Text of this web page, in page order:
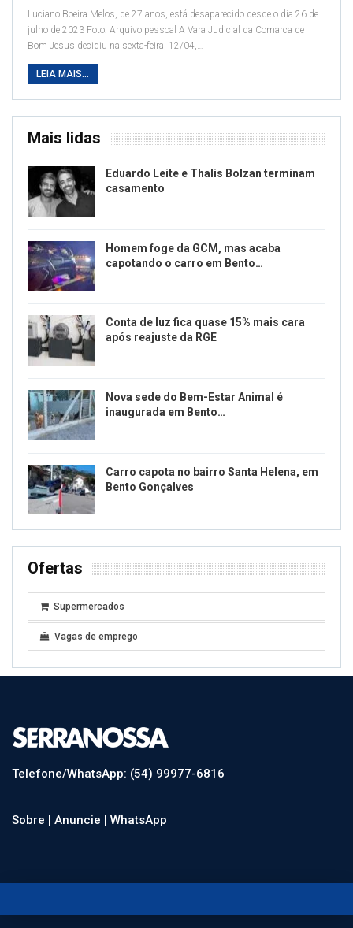
Luciano Boeira Melos, de 27 anos, está desaparecido desde o dia 26 de
julho de 2023 Foto: Arquivo pessoal A Vara Judicial da Comarca de
Bom Jesus decidiu na sexta-feira, 12/04,…
LEIA MAIS...
Mais lidas
Eduardo Leite e Thalis Bolzan terminam
casamento
Homem foge da GCM, mas acaba
capotando o carro em Bento…
Conta de luz fica quase 15% mais cara
após reajuste da RGE
Nova sede do Bem-Estar Animal é
inaugurada em Bento…
Carro capota no bairro Santa Helena, em
Bento Gonçalves
Ofertas
Supermercados
Vagas de emprego
Telefone/WhatsApp: (54) 99977-6816
Sobre | Anuncie | WhatsApp